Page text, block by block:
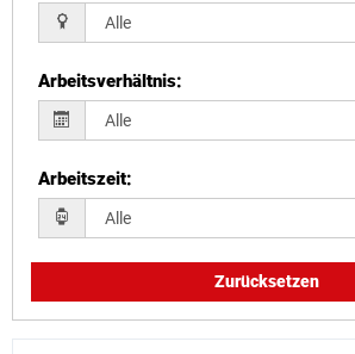
Arbeitsverhältnis:
Arbeitszeit:
Zurücksetzen